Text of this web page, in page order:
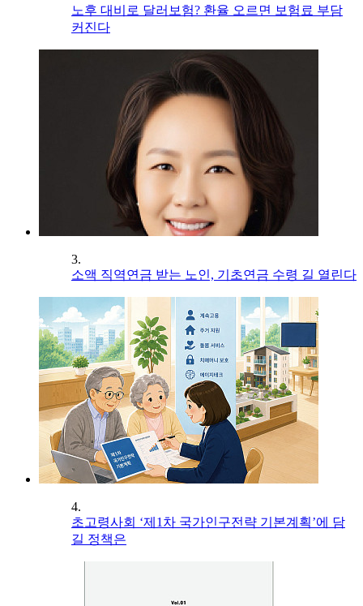
노후 대비로 달러보험? 환율 오르면 보험료 부담
커진다
3.
소액 직역연금 받는 노인, 기초연금 수령 길 열린다
4.
초고령사회 ‘제1차 국가인구전략 기본계획’에 담
길 정책은